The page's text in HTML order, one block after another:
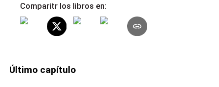
Comparitr los libros en:
Último capítulo